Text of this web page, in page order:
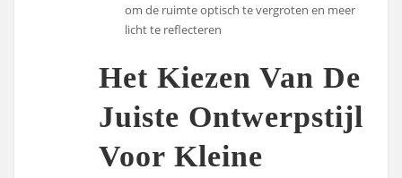
om de ruimte optisch te vergroten en meer
licht te reflecteren
Het Kiezen Van De
Juiste Ontwerpstijl
Voor Kleine